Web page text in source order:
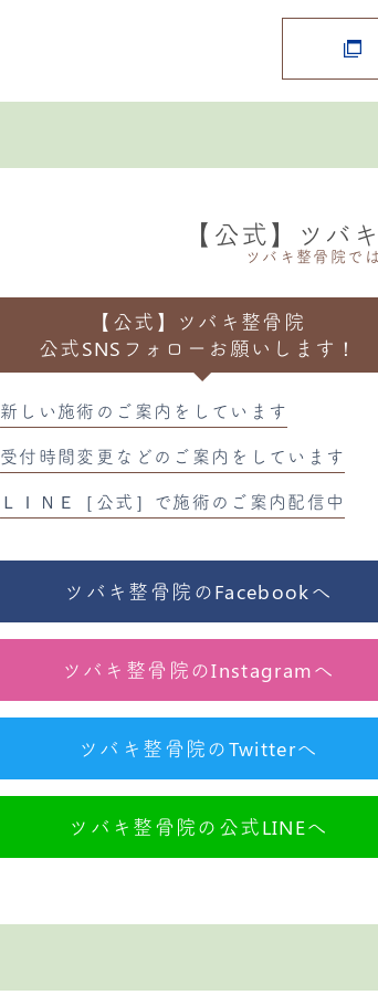
【公式】ツバ
ツバキ整骨院で
【公式】ツバキ整骨院
公式SNSフォローお願いします！
新しい施術のご案内をしています
受付時間変更などのご案内をしています
ＬＩＮＥ［公式］で施術のご案内配信中
ツバキ整骨院のFacebookへ
ツバキ整骨院のInstagramへ
ツバキ整骨院のTwitterへ
ツバキ整骨院の公式LINEへ